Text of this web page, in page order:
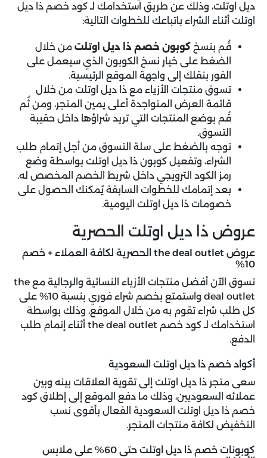
ديل اوتلت، وذلك عن طريق استخدامك لـ كود خصم ذا ديل
اوتلت أثناء الشراء باتباعك للخطوات التالية:
قُم بنسخ كوبون خصم ذا ديل اوتلت من خلال
الضغط على خيار نسخ الكوبون الذي سيعمل على
الفور بنقلك إلى واجهة الموقع الرئيسية.
تسوق منتجات الأزياء مع ذا ديل اوتلت من خلال
قائمة العرض المتواجدة أعلى يمين المتجر، ومن ثُم
قُم بوضع المنتجات التي تريد شراؤها داخل حقيبة
التسوق.
توجه بالضغط على سلة التسوق من أجل إتمام طلب
الشراء، وتفعيل كوبون ذا ديل اوتلت بواسطة وضع
رمز الكود الترويجي داخل شريط الخصم المخصص له.
بعد إتمامك للخطوات السابقة يُمكنك الحصول على
خصومات ذا ديل اوتلت اليومية.
عروض ذا ديل اوتلت الحصرية
عروض the deal outlet الحصرية لكافة العملاء + خصم
10%
تسوق الآن أفضل منتجات الأزياء النسائية والرجالية مع the
deal outlet واستمتع بخصم شراء فوري بنسبة 10% على
كل طلب شراء تقوم به من خلال الموقع، وذلك بواسطة
استخدامك لـ كود خصم the deal outlet أثناء إتمام طلب
الدفع.
أكواد خصم ذا ديل اوتلت السعودية
سعى متجر ذا ديل اوتلت إلى تقوية العلاقات بينه وبين
عملائه السعوديين، وذلك ما دفع الموقع إلى إطلاق كود
خصم ذا ديل اوتلت السعودية الفعال بأقوى نسب
التخفيض لكافة منتجات المتجر.
كوبونات خصم ذا ديل اوتلت حتى 60% على ملابس